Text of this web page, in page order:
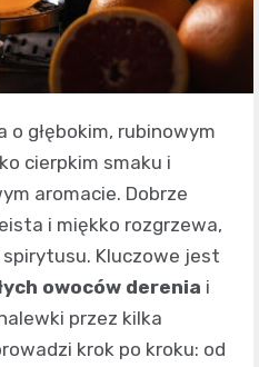
głębokim, rubinowym
cierpkim smaku i
aromacie. Dobrze
i miękko rozgrzewa,
Kluczowe jest
owoców derenia i
przez kilka
krok po kroku: od